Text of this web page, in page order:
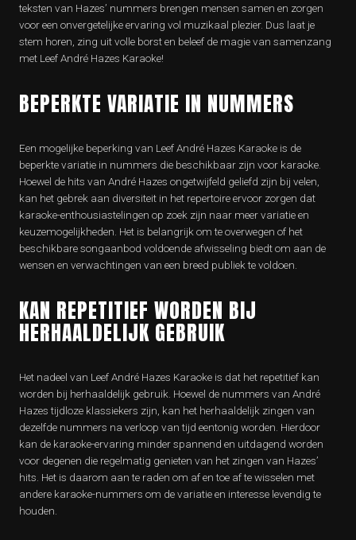
teksten van Hazes’ nummers brengen mensen samen en zorgen
voor een onvergetelijke ervaring vol muzikaal plezier. Dus laat je
stem horen, zing uit volle borst en beleef de magie van samenzang
met Leef André Hazes Karaoke!
BEPERKTE VARIATIE IN NUMMERS
Een mogelijke beperking van Leef André Hazes Karaoke is de
beperkte variatie in nummers die beschikbaar zijn voor karaoke.
Hoewel de hits van André Hazes ongetwijfeld geliefd zijn bij velen,
kan het gebrek aan diversiteit in het repertoire ervoor zorgen dat
karaoke-enthousiastelingen op zoek zijn naar meer variatie en
keuzemogelijkheden. Het is belangrijk om te overwegen of het
beschikbare songaanbod voldoende afwisseling biedt om aan de
wensen en verwachtingen van een breed publiek te voldoen.
KAN REPETITIEF WORDEN BIJ
HERHAALDELIJK GEBRUIK
Het nadeel van Leef André Hazes Karaoke is dat het repetitief kan
worden bij herhaaldelijk gebruik. Hoewel de nummers van André
Hazes tijdloze klassiekers zijn, kan het herhaaldelijk zingen van
dezelfde nummers na verloop van tijd eentonig worden. Hierdoor
kan de karaoke-ervaring minder spannend en uitdagend worden
voor degenen die regelmatig genieten van het zingen van Hazes’
hits. Het is daarom aan te raden om af en toe af te wisselen met
andere karaoke-nummers om de variatie en interesse levendig te
houden.